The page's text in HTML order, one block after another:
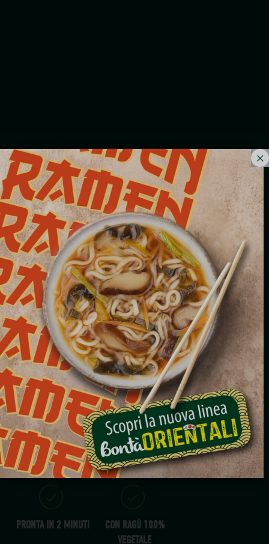
PIATTI PRONTI
RIGATONI AL RAGÙ
VEGETALE
2 MINUTI X1
PORZIONE 280G
TUTTO
L'ANNO
NOVITÀ
PRONTA IN 2 MINUTI
CON RAGÙ 100%
VEGETALE